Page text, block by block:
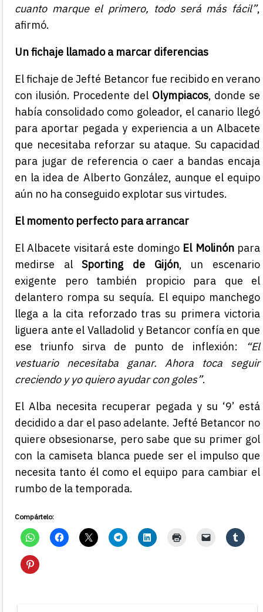
cuanto marque el primero, todo será más fácil”,
afirmó.
Un fichaje llamado a marcar diferencias
El fichaje de Jefté Betancor fue recibido en verano
con ilusión. Procedente del Olympiacos, donde se
había consolidado como goleador, el canario llegó
para aportar pegada y experiencia a un Albacete
que necesitaba reforzar su ataque. Su capacidad
para jugar de referencia o caer a bandas encaja
en la idea de Alberto González, aunque el equipo
aún no ha conseguido explotar sus virtudes.
El momento perfecto para arrancar
El Albacete visitará este domingo El Molinónpara
medirse alSporting de Gijón, un escenario
exigente pero también propicio para que el
delantero rompa su sequía. El equipo manchego
llega a la cita reforzado tras su primera victoria
liguera ante el Valladolid y Betancor confía en que
ese triunfo sirva de punto de inflexión:
“El
vestuario necesitaba ganar. Ahora toca seguir
creciendo y yo quiero ayudar con goles”.
El Alba necesita recuperar pegada y su ‘9’ está
decidido a dar el paso adelante. Jefté Betancor no
quiere obsesionarse, pero sabe que su primer gol
con la camiseta blanca puede ser el impulso que
necesita tanto él como el equipo para cambiar el
rumbo de la temporada.
Compártelo: